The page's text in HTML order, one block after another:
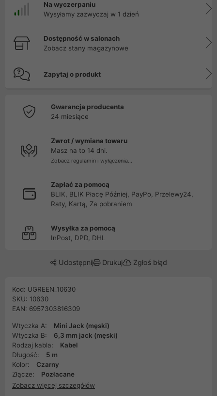
Na wyczerpaniu
Wysyłamy zazwyczaj w 1 dzień
Dostępność w salonach
Zobacz stany magazynowe
Zapytaj o produkt
Gwarancja producenta
24 miesiące
Zwrot / wymiana towaru
Masz na to 14 dni.
Zobacz regulamin i wyłączenia...
Zapłać za pomocą
BLIK, BLIK Płacę Później, PayPo, Przelewy24,
Raty, Kartą, Za pobraniem
Wysyłka za pomocą
InPost, DPD, DHL
Udostępnij Drukuj Zgłoś błąd
Kod: UGREEN_10630
SKU: 10630
EAN: 6957303816309
Wtyczka A:
Mini Jack (męski)
Wtyczka B:
6,3 mm jack (męski)
Rodzaj kabla:
Kabel
Długość:
5 m
Kolor:
Czarny
Złącze:
Pozłacane
Zobacz więcej szczegółów